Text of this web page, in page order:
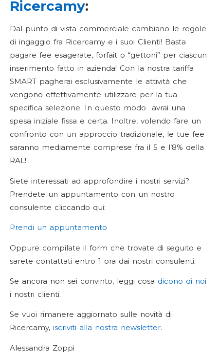
Ricercamy:
Dal punto di vista commerciale cambiano le regole
di ingaggio fra Ricercamy e i suoi Clienti! Basta
pagare fee esagerate, forfait o “gettoni” per ciascun
inserimento fatto in azienda! Con la nostra tariffa
SMART pagherai esclusivamente le attività che
vengono effettivamente utilizzare per la tua
specifica selezione. In questo modo avrai una
spesa iniziale fissa e certa. Inoltre, volendo fare un
confronto con un approccio tradizionale, le tue fee
saranno mediamente comprese fra il 5 e l’8% della
RAL!
Siete interessati ad approfondire i nostri servizi?
Prendete un appuntamento con un nostro
consulente cliccando qui:
Prendi un appuntamento
Oppure compilate il form che trovate di seguito e
sarete contattati entro 1 ora dai nostri consulenti.
Se ancora non sei convinto, leggi cosa dicono di noi
i nostri clienti.
Se vuoi rimanere aggiornato sulle novità di
Ricercamy, iscriviti alla nostra newsletter.
Alessandra Zoppi